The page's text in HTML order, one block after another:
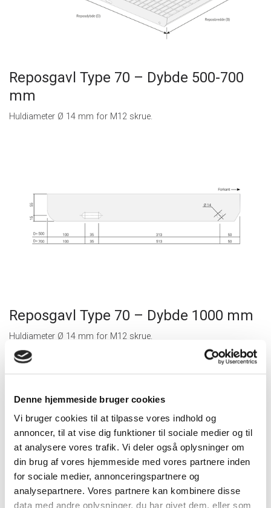
Denne hjemmeside bruger cookies
Vi bruger cookies til at tilpasse vores indhold og
annoncer, til at vise dig funktioner til sociale medier og til
at analysere vores trafik. Vi deler også oplysninger om
din brug af vores hjemmeside med vores partnere inden
for sociale medier, annonceringspartnere og
analysepartnere. Vores partnere kan kombinere disse
data med andre oplysninger, du har givet dem, eller som
Reposgavl Type 70 – Dybde 500-700
mm
Huldiameter Ø 14 mm for M12 skrue.
Reposgavl Type 70 – Dybde 1000 mm
Huldiameter Ø 14 mm for M12 skrue.